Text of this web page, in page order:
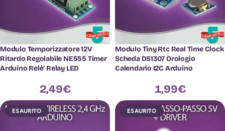
Modulo Temporizzatore 12V
Ritardo Regolabile NE555 Timer
Arduino Relè’ Relay LED
2,49€
Modulo Tiny Rtc Real Time Clock
Scheda DS1307 Orologio
Calendario I2C Arduino
1,99€
ESAURITO ESAURITO